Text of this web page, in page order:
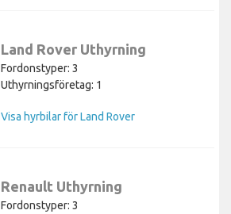
Land Rover Uthyrning
Fordonstyper: 3
Uthyrningsföretag: 1
Visa hyrbilar för Land Rover
Renault Uthyrning
Fordonstyper: 3